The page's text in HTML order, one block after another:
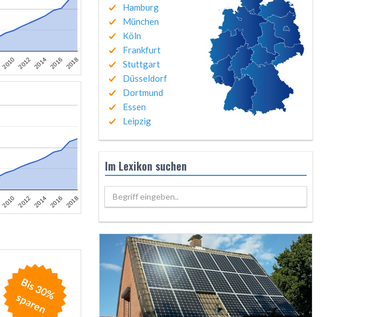
2010 2012 2014 2016 2018
2010 2012 2014 2016 2018
B
is
3
0
%
s
p
a
r
e
n
Hamburg
München
Köln
Frankfurt
Stuttgart
Düsseldorf
Dortmund
Essen
Leipzig
Im Lexikon suchen
Begriff eingeben..